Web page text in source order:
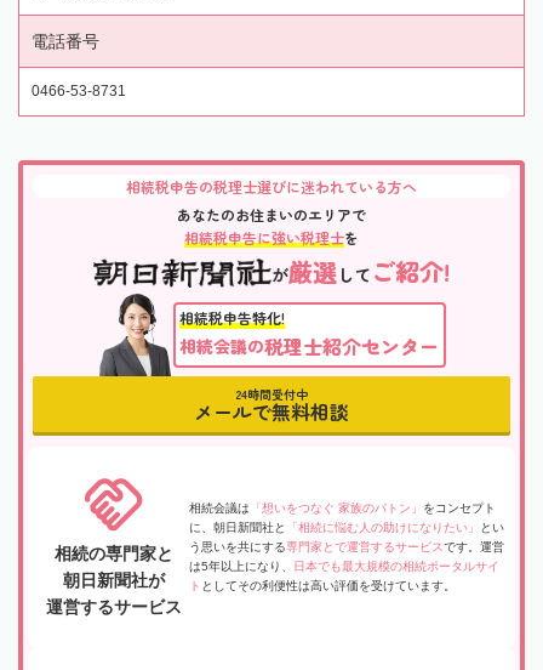
電話番号
0466-53-8731
相続税申告の税理士選びに迷われている方へ
あなたのお住まいのエリアで
相続税申告に強い税理士を
が厳選して ご紹介!
相続税申告特化!
相続会議の税理士紹介センター
24時間受付中
メールで無料相談
相続の専門家と
朝日新聞社が
運営するサービス
相続会議は 「想いをつなぐ 家族のバトン」 をコンセプト
に、朝日新聞社と
「相続に悩む人の助けになりたい」
とい
う思いを共にする専門家とで運営するサービスです。運営
は5年以上になり、
日本でも最大規模の相続ポータルサイ
ト としてその利便性は高い評価を受けています。